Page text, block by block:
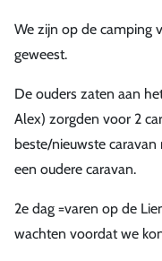
We zijn op de camping
geweest.
De ouders zaten aan
Alex) zorgden voor 2
beste/nieuwste
een oudere caravan.
2e dag =varen op de
wachten voordat we